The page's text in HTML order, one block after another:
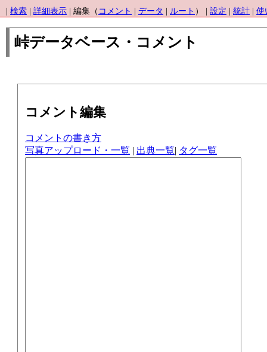
検索 詳細表示 | 編集（ コメント データ ルート ） | 設定 統計 使
峠データベース・コメント
コメント編集
コメントの書き方
写真アップロード・一覧 | 出典一覧| タグ一覧